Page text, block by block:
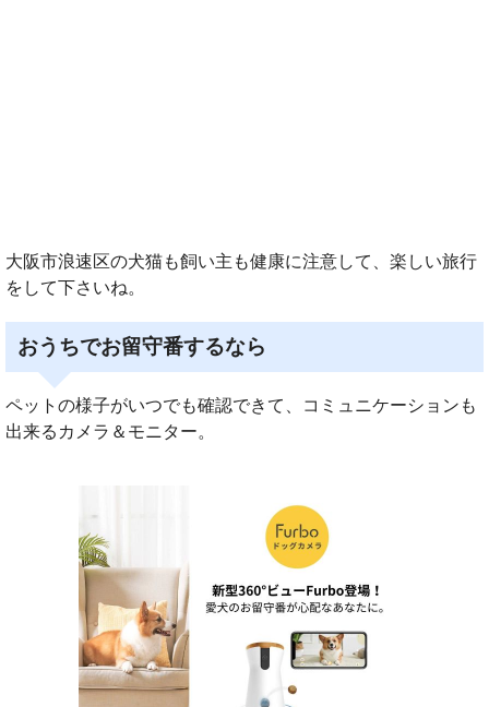
大阪市浪速区の犬猫も飼い主も健康に注意して、楽しい旅行
をして下さいね。
おうちでお留守番するなら
ペットの様子がいつでも確認できて、コミュニケーションも
出来るカメラ＆モニター。